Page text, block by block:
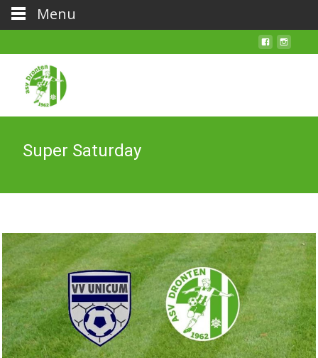
Super Saturday
Menu